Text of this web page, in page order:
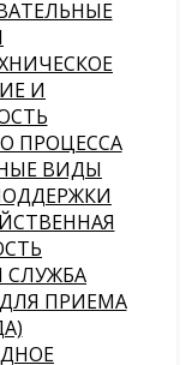
И
ПРОЦЕССА
ВИДЫ
СЛУЖБА
ПРИЕМА